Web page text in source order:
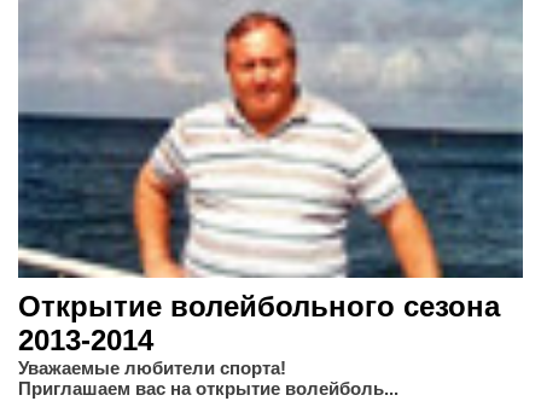
Открытие волейбольного сезона
2013-2014
Уважаемые любители спорта!
Приглашаем вас на открытие волейболь...